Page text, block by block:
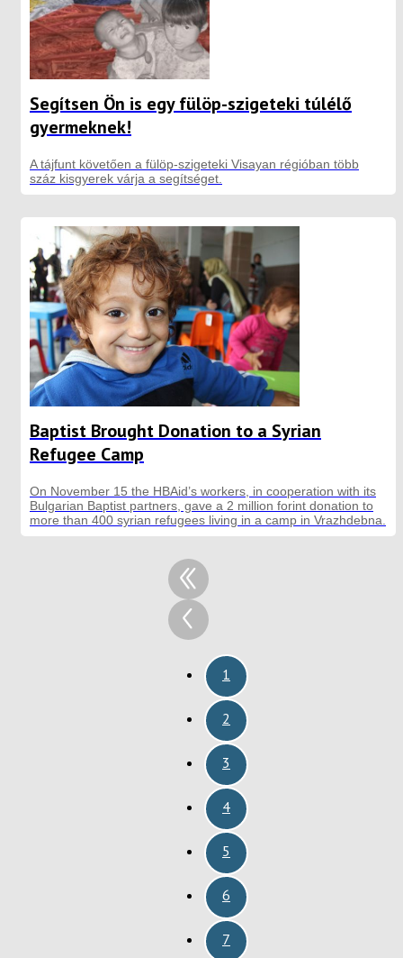
Segítsen Ön is egy fülöp-szigeteki túlélő
gyermeknek!
A tájfunt követően a fülöp-szigeteki Visayan régióban több
száz kisgyerek várja a segítséget.
Baptist Brought Donation to a Syrian
Refugee Camp
On November 15 the HBAid’s workers, in cooperation with its
Bulgarian Baptist partners, gave a 2 million forint donation to
more than 400 syrian refugees living in a camp in Vrazhdebna.
1
2
3
4
5
6
7